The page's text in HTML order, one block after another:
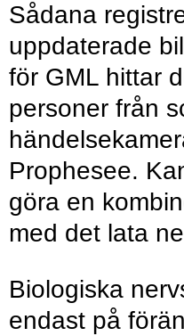
Sådana
uppdaterade
för GML hittar
personer från
Prophesee.
göra en
med det lata
Biologiska
endast på